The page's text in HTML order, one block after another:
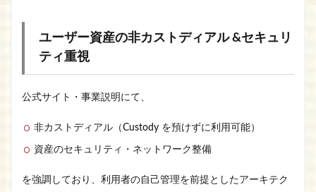
ユーザー資産の非カストディアル &セキュリ
ティ重視
公式サイト・事業説明にて、
非カストディアル（Custody を預けずに利用可能）
資産のセキュリティ・ネットワーク整備
を強調しており、利用者の自己管理を前提としたアーキテク